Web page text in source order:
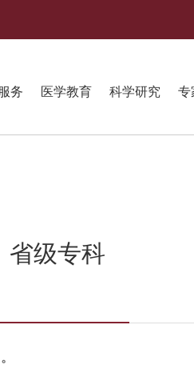
务 医学教育 科学研究 专
省级专科